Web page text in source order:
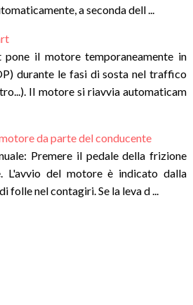
a seconda dell ...
il motore temporaneamente in
durante le fasi di sosta nel traffico
Il motore si riavvia automaticam
da parte del conducente
Premere il pedale della frizione
L'avvio del motore è indicato dalla
folle nel contagiri. Se la leva d ...